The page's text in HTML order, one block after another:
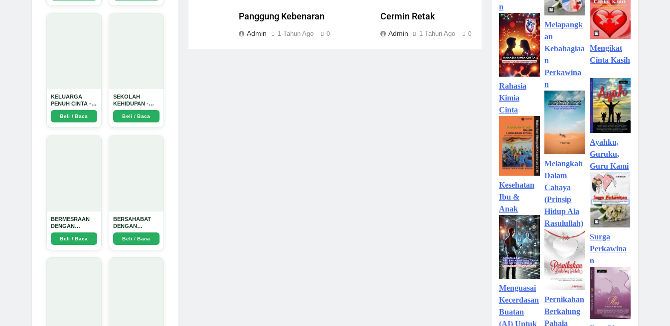
KELUARGA
PENUH CINTA -
Arda Dinata
Beli / Baca
SEKOLAH
KEHIDUPAN -
Arda Dinata
Beli / Baca
BERMESRAAN
DENGAN
KEBAIKAN - Arda
DinataBeli / Baca
BERSAHABAT
DENGAN
NYAMUK: Jurus
Jitu Atasi
Penyakit
Beli / Baca
Panggung Kebenaran
Admin 1 Tahun Ago 0
Cermin Retak
Admin 1 Tahun Ago 0
n
Rahasia
Kimia
Cinta
Kesehatan
Ibu &
Anak
Menguasai
Kecerdasan
Buatan
(AI) Untuk
Melapangk
an
Kebahagiaa
n
Perkawina
n
Melangkah
Dalam
Cahaya
(Prinsip
Hidup Ala
Rasulullah)
Pernikahan
Berkalung
Pahala
Mengikat
Cinta Kasih
Ayahku,
Guruku,
Guru Kami
Surga
Perkawina
n